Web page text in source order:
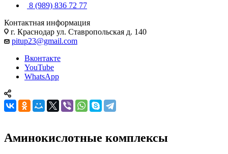
8 (989) 836 72 77
Контактная информация
г. Краснодар ул. Ставропольская д. 140
pitup23@gmail.com
Вконтакте
YouTube
WhatsApp
Аминокислотные комплексы